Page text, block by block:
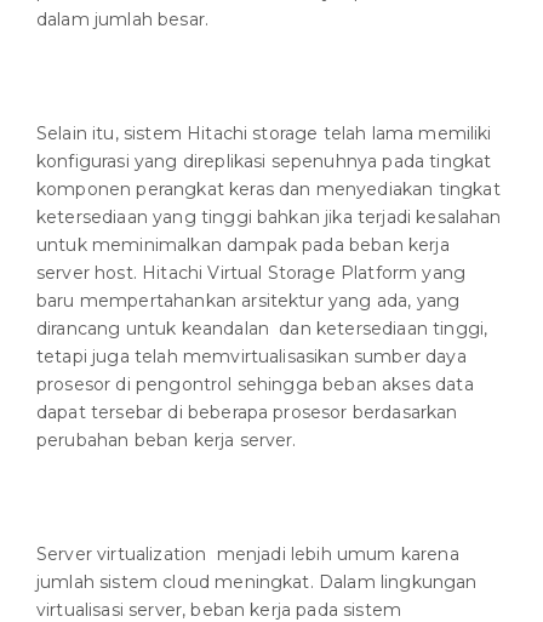
dalam jumlah besar.
Selain itu, sistem Hitachi storage telah lama memiliki
konfigurasi yang direplikasi sepenuhnya pada tingkat
komponen perangkat keras dan menyediakan tingkat
ketersediaan yang tinggi bahkan jika terjadi kesalahan
untuk meminimalkan dampak pada beban kerja
server host. Hitachi Virtual Storage Platform yang
baru mempertahankan arsitektur yang ada, yang
dirancang untuk keandalan dan ketersediaan tinggi,
tetapi juga telah memvirtualisasikan sumber daya
prosesor di pengontrol sehingga beban akses data
dapat tersebar di beberapa prosesor berdasarkan
perubahan beban kerja server.
Server virtualization menjadi lebih umum karena
jumlah sistem cloud meningkat. Dalam lingkungan
virtualisasi server, beban kerja pada sistem